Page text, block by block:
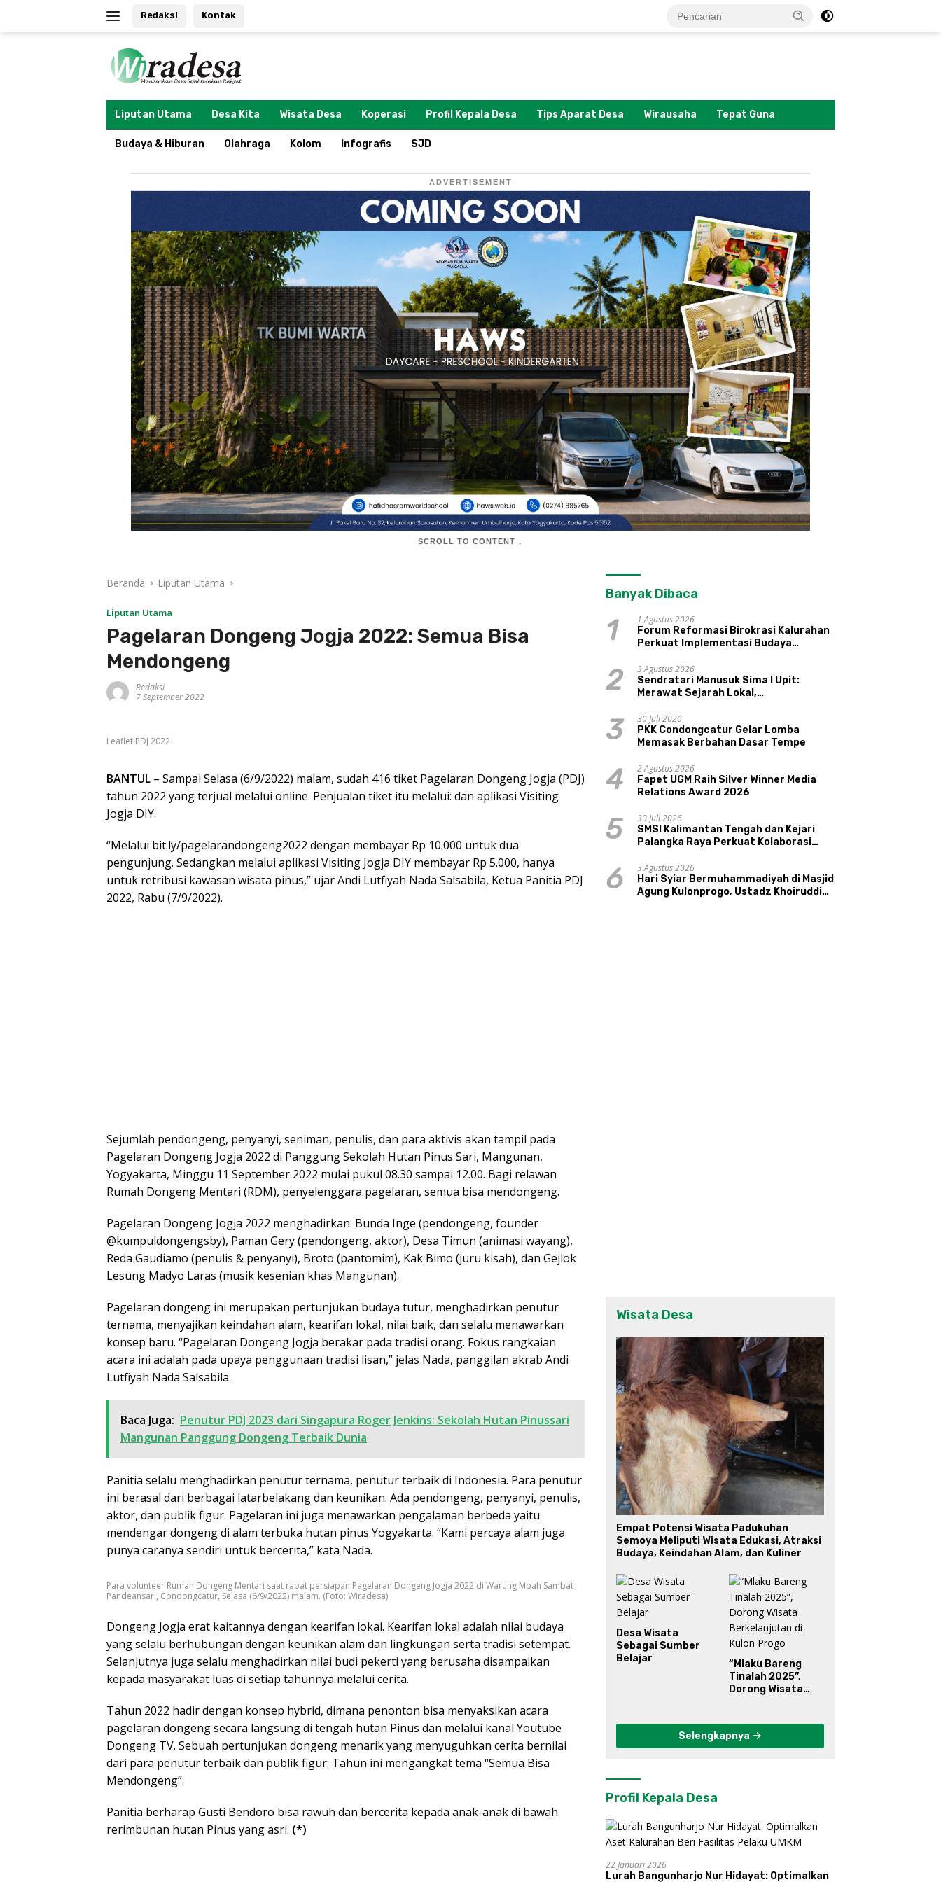
Redaksi Kontak
Liputan Utama Desa Kita Wisata Desa Koperasi Profil Kepala Desa Tips Aparat Desa Wirausaha Tepat Guna
Budaya & Hiburan Olahraga Kolom Infografis SJD
ADVERTISEMENT
SCROLL TO CONTENT ↓
Beranda Liputan Utama
Liputan Utama
Pagelaran Dongeng Jogja 2022: Semua Bisa
Mendongeng
Redaksi
7 September 2022
Leaflet PDJ 2022
BANTUL – Sampai Selasa (6/9/2022) malam, sudah 416 tiket Pagelaran Dongeng Jogja (PDJ)
tahun 2022 yang terjual melalui online. Penjualan tiket itu melalui: dan aplikasi Visiting
Jogja DIY.
“Melalui bit.ly/pagelarandongeng2022 dengan membayar Rp 10.000 untuk dua
pengunjung. Sedangkan melalui aplikasi Visiting Jogja DIY membayar Rp 5.000, hanya
untuk retribusi kawasan wisata pinus,” ujar Andi Lutfiyah Nada Salsabila, Ketua Panitia PDJ
2022, Rabu (7/9/2022).
Sejumlah pendongeng, penyanyi, seniman, penulis, dan para aktivis akan tampil pada
Pagelaran Dongeng Jogja 2022 di Panggung Sekolah Hutan Pinus Sari, Mangunan,
Yogyakarta, Minggu 11 September 2022 mulai pukul 08.30 sampai 12.00. Bagi relawan
Rumah Dongeng Mentari (RDM), penyelenggara pagelaran, semua bisa mendongeng.
Pagelaran Dongeng Jogja 2022 menghadirkan: Bunda Inge (pendongeng, founder
@kumpuldongengsby), Paman Gery (pendongeng, aktor), Desa Timun (animasi wayang),
Reda Gaudiamo (penulis & penyanyi), Broto (pantomim), Kak Bimo (juru kisah), dan Gejlok
Lesung Madyo Laras (musik kesenian khas Mangunan).
Pagelaran dongeng ini merupakan pertunjukan budaya tutur, menghadirkan penutur
ternama, menyajikan keindahan alam, kearifan lokal, nilai baik, dan selalu menawarkan
konsep baru. “Pagelaran Dongeng Jogja berakar pada tradisi orang. Fokus rangkaian
acara ini adalah pada upaya penggunaan tradisi lisan,” jelas Nada, panggilan akrab Andi
Lutfiyah Nada Salsabila.
Baca Juga: Penutur PDJ 2023 dari Singapura Roger Jenkins: Sekolah Hutan Pinussari
Mangunan Panggung Dongeng Terbaik Dunia
Panitia selalu menghadirkan penutur ternama, penutur terbaik di Indonesia. Para penutur
ini berasal dari berbagai latarbelakang dan keunikan. Ada pendongeng, penyanyi, penulis,
aktor, dan publik figur. Pagelaran ini juga menawarkan pengalaman berbeda yaitu
mendengar dongeng di alam terbuka hutan pinus Yogyakarta. “Kami percaya alam juga
punya caranya sendiri untuk bercerita,” kata Nada.
Para volunteer Rumah Dongeng Mentari saat rapat persiapan Pagelaran Dongeng Jogja 2022 di Warung Mbah Sambat
Pandeansari, Condongcatur, Selasa (6/9/2022) malam. (Foto: Wiradesa)
Dongeng Jogja erat kaitannya dengan kearifan lokal. Kearifan lokal adalah nilai budaya
yang selalu berhubungan dengan keunikan alam dan lingkungan serta tradisi setempat.
Selanjutnya juga selalu menghadirkan nilai budi pekerti yang berusaha disampaikan
kepada masyarakat luas di setiap tahunnya melalui cerita.
Tahun 2022 hadir dengan konsep hybrid, dimana penonton bisa menyaksikan acara
pagelaran dongeng secara langsung di tengah hutan Pinus dan melalui kanal Youtube
Dongeng TV. Sebuah pertunjukan dongeng menarik yang menyuguhkan cerita bernilai
dari para penutur terbaik dan publik figur. Tahun ini mengangkat tema “Semua Bisa
Mendongeng”.
Panitia berharap Gusti Bendoro bisa rawuh dan bercerita kepada anak-anak di bawah
rerimbunan hutan Pinus yang asri. (*)
Banyak Dibaca
1
1 Agustus 2026
Forum Reformasi Birokrasi Kalurahan
Perkuat Implementasi Budaya
Kepamongan DIY
2
3 Agustus 2026
Sendratari Manusuk Sima I Upit:
Merawat Sejarah Lokal,
Pariwisata, dan Ekologi Klaten
3
30 Juli 2026
PKK Condongcatur Gelar Lomba
Memasak Berbahan Dasar Tempe
4
2 Agustus 2026
Fapet UGM Raih Silver Winner Media
Relations Award 2026
5
30 Juli 2026
SMSI Kalimantan Tengah dan Kejari
Palangka Raya Perkuat Kolaborasi
6
3 Agustus 2026
Hari Syiar Bermuhammadiyah di Masjid
Agung Kulonprogo, Ustadz Khoiruddin
Wisata Desa
Empat Potensi Wisata Padukuhan
Semoya Meliputi Wisata Edukasi, Atraksi
Budaya, Keindahan Alam, dan Kuliner
Desa Wisata
Sebagai Sumber
Belajar
“Mlaku Bareng
Tinalah 2025”,
Dorong Wisata
Selengkapnya
Profil Kepala Desa
22 Januari 2026
Lurah Bangunharjo Nur Hidayat: Optimalkan